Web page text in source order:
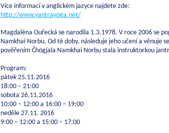
Více informací v anglickém jazyce najdete zde:
http://www.yantrayoga.net/
Magdaléna Ouřecká se narodila 1.3.1978. V roce 2006 se
Namkhai Norbu. Od té doby, následuje jeho učení a věnuje
pověřením Čhögjala Namkhai Norbu stala instruktorkou
Program:
pátek 25.11.2016
18:00 – 21:00
sobota 26.11.2016
10:00 – 12:00 a 16:00 – 19:00
neděle 27.11. 2016
9:00 – 12:00 a 15:00 – 17:00